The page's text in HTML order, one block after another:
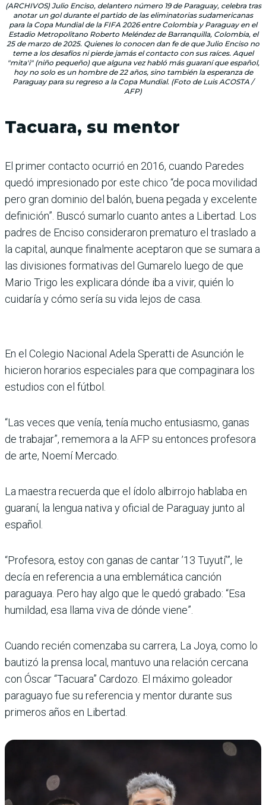
(ARCHIVOS) Julio Enciso, delantero número 19 de Paraguay, celebra tras
anotar un gol durante el partido de las eliminatorias sudamericanas
para la Copa Mundial de la FIFA 2026 entre Colombia y Paraguay en el
Estadio Metropolitano Roberto Meléndez de Barranquilla, Colombia, el
25 de marzo de 2025. Quienes lo conocen dan fe de que Julio Enciso no
teme a los desafíos ni pierde jamás el contacto con sus raíces. Aquel
"mita'i" (niño pequeño) que alguna vez habló más guaraní que español,
hoy no solo es un hombre de 22 años, sino también la esperanza de
Paraguay para su regreso a la Copa Mundial. (Foto de Luis ACOSTA /
AFP)
Tacuara, su mentor
El primer contacto ocurrió en 2016, cuando Paredes
quedó impresionado por este chico “de poca movilidad
pero gran dominio del balón, buena pegada y excelente
definición”. Buscó sumarlo cuanto antes a Libertad. Los
padres de Enciso consideraron prematuro el traslado a
la capital, aunque finalmente aceptaron que se sumara a
las divisiones formativas del Gumarelo luego de que
Mario Trigo les explicara dónde iba a vivir, quién lo
cuidaría y cómo sería su vida lejos de casa.
En el Colegio Nacional Adela Speratti de Asunción le
hicieron horarios especiales para que compaginara los
estudios con el fútbol.
“Las veces que venía, tenía mucho entusiasmo, ganas
de trabajar”, rememora a la AFP su entonces profesora
de arte, Noemí Mercado.
La maestra recuerda que el ídolo albirrojo hablaba en
guaraní, la lengua nativa y oficial de Paraguay junto al
español.
“Profesora, estoy con ganas de cantar ’13 Tuyutí’”, le
decía en referencia a una emblemática canción
paraguaya. Pero hay algo que le quedó grabado: “Esa
humildad, esa llama viva de dónde viene”.
Cuando recién comenzaba su carrera, La Joya, como lo
bautizó la prensa local, mantuvo una relación cercana
con Óscar “Tacuara” Cardozo. El máximo goleador
paraguayo fue su referencia y mentor durante sus
primeros años en Libertad.